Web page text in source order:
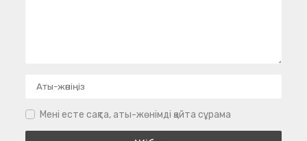
Мені есте сақта, аты-жөнімді қайта сұрама